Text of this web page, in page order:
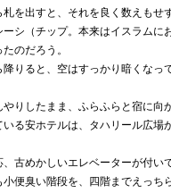
を出すと、それを良く数えもせ
ーシ（チップ。本来はイスラム
のだろう。
りると、空はすっかり暗くなっ
りしたまま、ふらふらと宿に向
る安ホテルは、タハリール広場
古めかしいエレベーターが付い
便臭い階段を、四階までえっち